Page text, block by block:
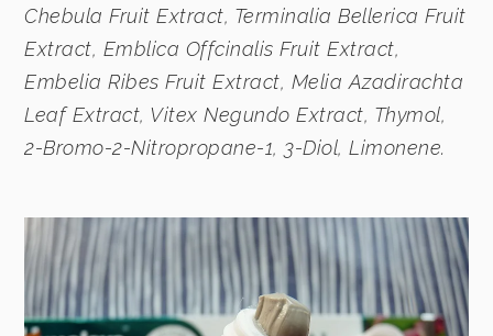
Chebula Fruit Extract, Terminalia Bellerica Fruit
Extract, Emblica Offcinalis Fruit Extract,
Embelia Ribes Fruit Extract, Melia Azadirachta
Leaf Extract, Vitex Negundo Extract, Thymol,
2-Bromo-2-Nitropropane-1, 3-Diol, Limonene.